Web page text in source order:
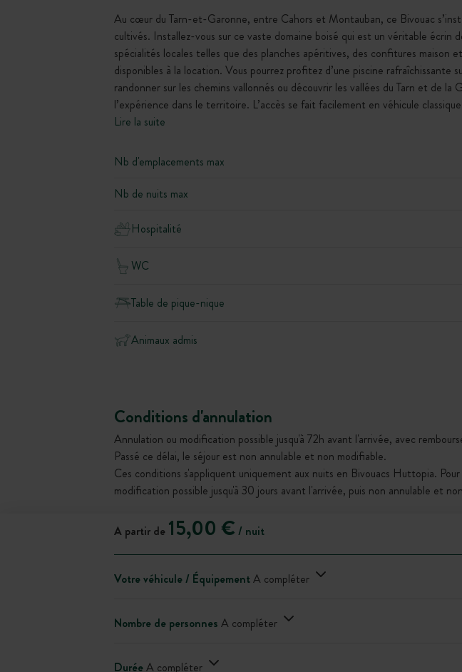
Au cœur du Tarn-et-Garonne, entre Cahors et Montauban, ce Bivouac
cultivés. Installez-vous sur ce vaste domaine boisé qui est un véritable écrin
spécialités locales telles que des planches apéritives, des confitures maison
disponibles à la location. Vous pourrez profitez d’une piscine
randonner sur les chemins vallonnés ou découvrir les vallées du Tarn et de
l’expérience dans le territoire. L’accès se fait facilement en véhicule classique
Lire la suite
Nb d'emplacements max
Nb de nuits max
Hospitalité
WC
Table de pique-nique
Animaux admis
Conditions d'annulation
Annulation ou modification possible jusqu'à 72h avant l'arrivée, avec
Passé ce délai, le séjour est non annulable et non modifiable.
Ces conditions s'appliquent uniquement aux nuits en Bivouacs Huttopia.
modification possible jusqu'à 30 jours avant l'arrivée, puis non annulable et
A partir de 15,00 € / nuit
Votre véhicule / ÉquipementA compléter
Nombre de personnes A compléter
DuréeA compléter